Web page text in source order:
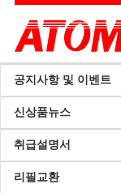
공지사항 및 이벤트
신상품뉴스
취급설명서
리필교환